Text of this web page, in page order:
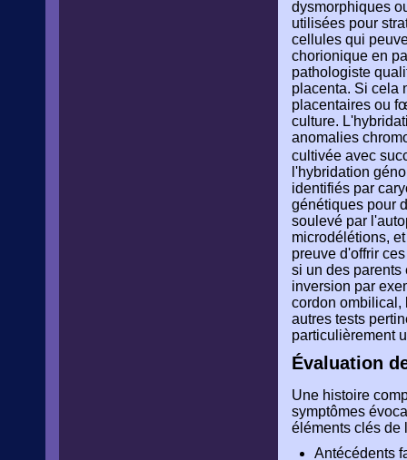
dysmorphiques
utilisées pour
cellules qui
chorionique en
pathologiste
placenta. Si cela
placentaires ou
culture.
anomalies
cultivée avec
l'hybridation
identifiés par
génétiques pour
soulevé par
microdélétions,
preuve d'offrir
si un des parents
inversion par
cordon ombilical,
autres tests
particulièrement
Évaluation
Une histoire
symptômes
éléments clés de
Antécédents